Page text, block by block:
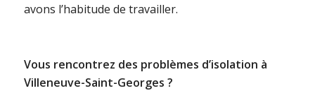
avons l’habitude de travailler.
Vous rencontrez des problèmes d’isolation à
Villeneuve-Saint-Georges ?